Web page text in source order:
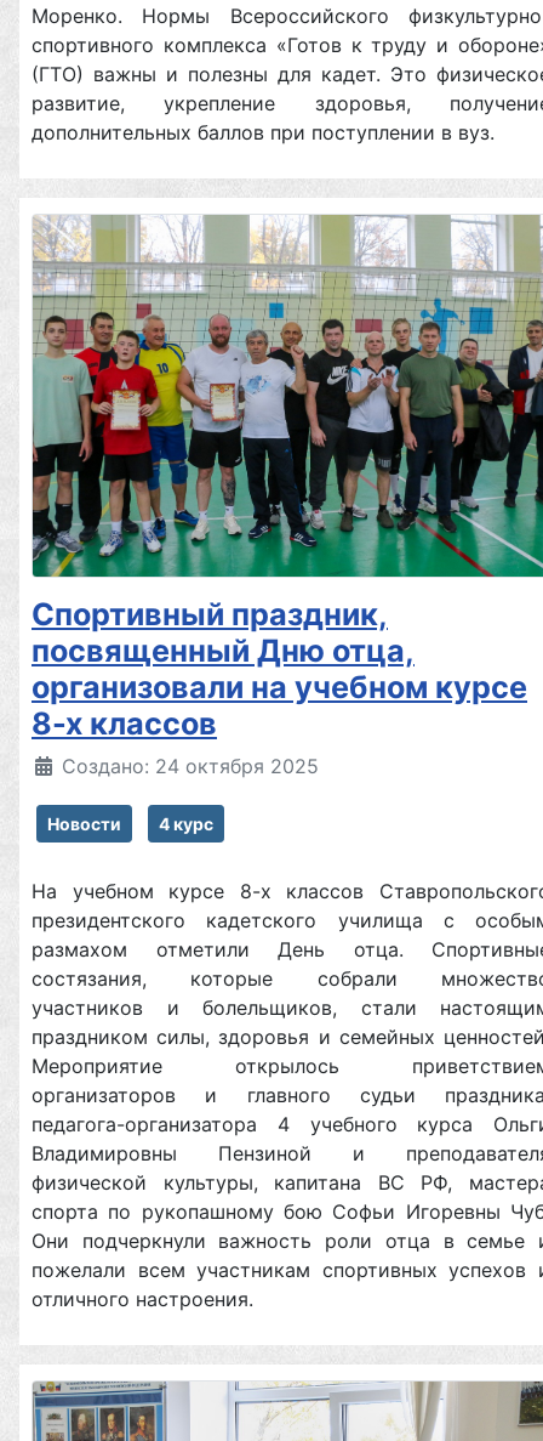
Моренко. Нормы Всероссийского
спортивного комплекса «Готов к труду и
(ГТО) важны и полезны для кадет. Это
развитие, укрепление здоровья,
дополнительных баллов при поступлении в вуз.
Спортивный праздник,
посвященный Дню отца,
организовали на учебном курсе
8-х классов
Создано: 24 октября 2025
Новости 4 курс
На учебном курсе 8-х классов
президентского кадетского училища с
размахом отметили День отца.
состязания, которые собрали
участников и болельщиков, стали
праздником силы, здоровья и семейных
Мероприятие открылось
организаторов и главного судьи
педагога-организатора 4 учебного курса
Владимировны Пензиной и
физической культуры, капитана ВС РФ,
спорта по рукопашному бою Софьи Игоревны
Они подчеркнули важность роли отца в семье
пожелали всем участникам спортивных успехов
отличного настроения.